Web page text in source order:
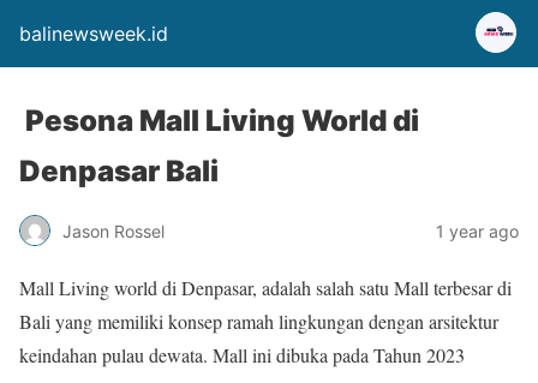
balinewsweek.id
Pesona Mall Living World di
Denpasar Bali
Jason Rossel 1 year ago
Mall Living world di Denpasar, adalah salah satu Mall terbesar di
Bali yang memiliki konsep ramah lingkungan dengan arsitektur
keindahan pulau dewata. Mall ini dibuka pada Tahun 2023